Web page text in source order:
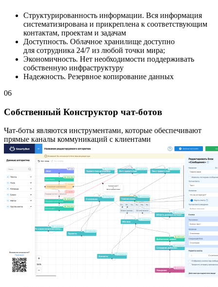
Структурированность информации. Вся информация
систематизирована и прикреплена к соответствующим
контактам, проектам и задачам
Доступность. Облачное хранилище доступно
для сотрудника 24/7 из любой точки мира;
Экономичность. Нет необходимости поддерживать
собственную инфраструктуру
Надежность. Резервное копирование данныx
06
Собственный Конструктор чат-ботов
Чат-боты являются инструментами, которые обеспечивают
прямые каналы коммуникаций с клиентами